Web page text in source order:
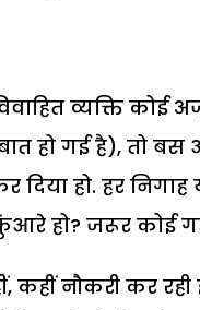
व्यक्ति कोई
हो गई है), तो बस
हो. हर
हो? जरूर कोई
कहीं नौकरी कर